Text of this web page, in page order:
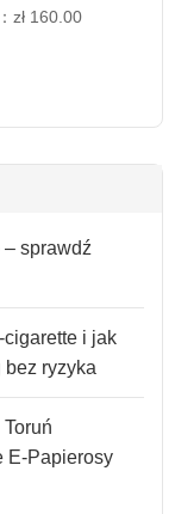
zł 160.00
sprawdź
i jak
bez ryzyka
E-Papierosy